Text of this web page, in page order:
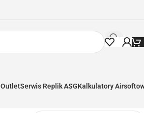
OutletSerwis Replik ASGKalkulatory